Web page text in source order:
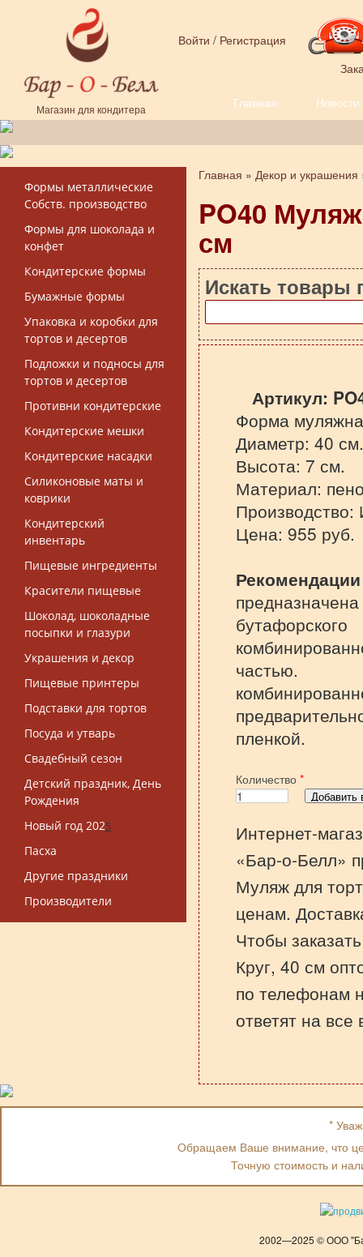
Перейти к основному содержанию
Магазин для кондитера
Войти / Регистрация
Главная Новости
Форма поиска
Формы металлические
Собств. производство
Формы для шоколада и
конфет
Кондитерские формы
Бумажные формы
Упаковка и коробки для
тортов и десертов
Подложки и подносы для
тортов и десертов
Противни кондитерские
Кондитерские мешки
Кондитерские насадки
Силиконовые маты и
коврики
Кондитерский
инвентарь
Пищевые ингредиенты
Красители пищевые
Шоколад, шоколадные
посыпки и глазури
Украшения и декор
Пищевые принтеры
Подставки для тортов
Посуда и утварь
Свадебный сезон
Детский праздник, День
Рождения
Новый год 2025
Пасха
Другие праздники
Производители
Вы здесь
Главная » Декор и украшения
PO40
см
Искать товары
Артикул:
Форма
Диаметр: 40 см.
Высота: 7 см.
Материал:
Производство:
Цена: 955 руб.
частью.
пленкой.
Количество *
Интернет-
«Бар-о-Белл»
Муляж для
ценам.
Чтобы
Круг, 40 см
по телефонам
ответят на все
*
Обращаем Ваше внимание, что
Точную стоимость и
2002—2025 © ООО